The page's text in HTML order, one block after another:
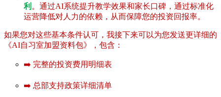
利 。通过AI系统提升教学效果和家长口碑，通过标准化
运营降低对人力的依赖，从而保障您的投资回报率。
如果您对这些基本条件认可，我接下来可以为您发送更详细的
《AI自习室加盟资料包》，包含：
➡️ 完整的投资费用明细表
➡️ 总部支持政策详细清单